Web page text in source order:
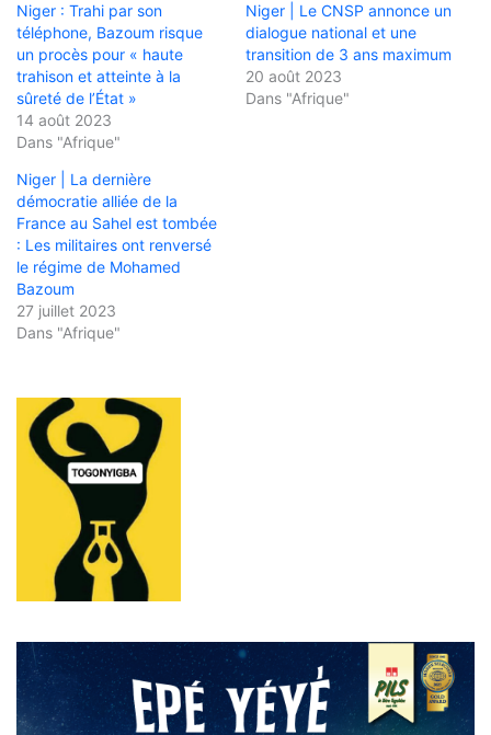
Niger : Trahi par son
téléphone, Bazoum risque
un procès pour « haute
trahison et atteinte à la
sûreté de l’État »
14 août 2023
Dans "Afrique"
Niger | Le CNSP annonce un
dialogue national et une
transition de 3 ans maximum
20 août 2023
Dans "Afrique"
Niger | La dernière
démocratie alliée de la
France au Sahel est tombée
: Les militaires ont renversé
le régime de Mohamed
Bazoum
27 juillet 2023
Dans "Afrique"